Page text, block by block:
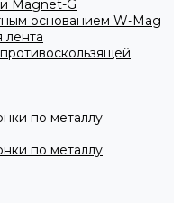
Magnet-G
основанием W-Mag
лента
по металлу
по металлу